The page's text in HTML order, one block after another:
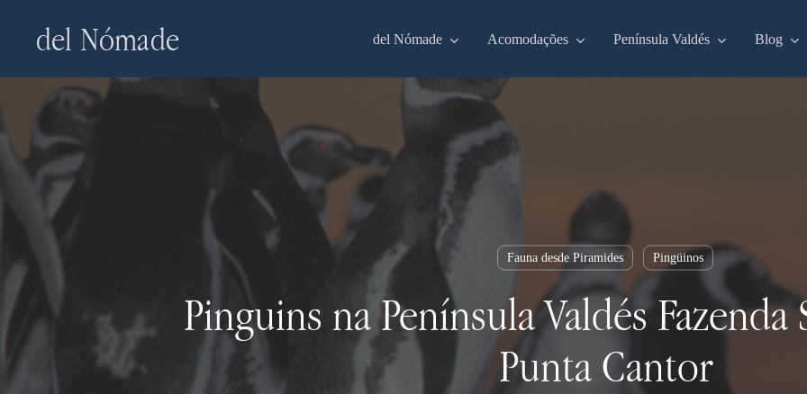
content
del Nómade del Nómade Acomodações Península Valdés Blog
Fauna desde Piramides Pingüinos
Pinguins na Península Valdés
Punta Cantor